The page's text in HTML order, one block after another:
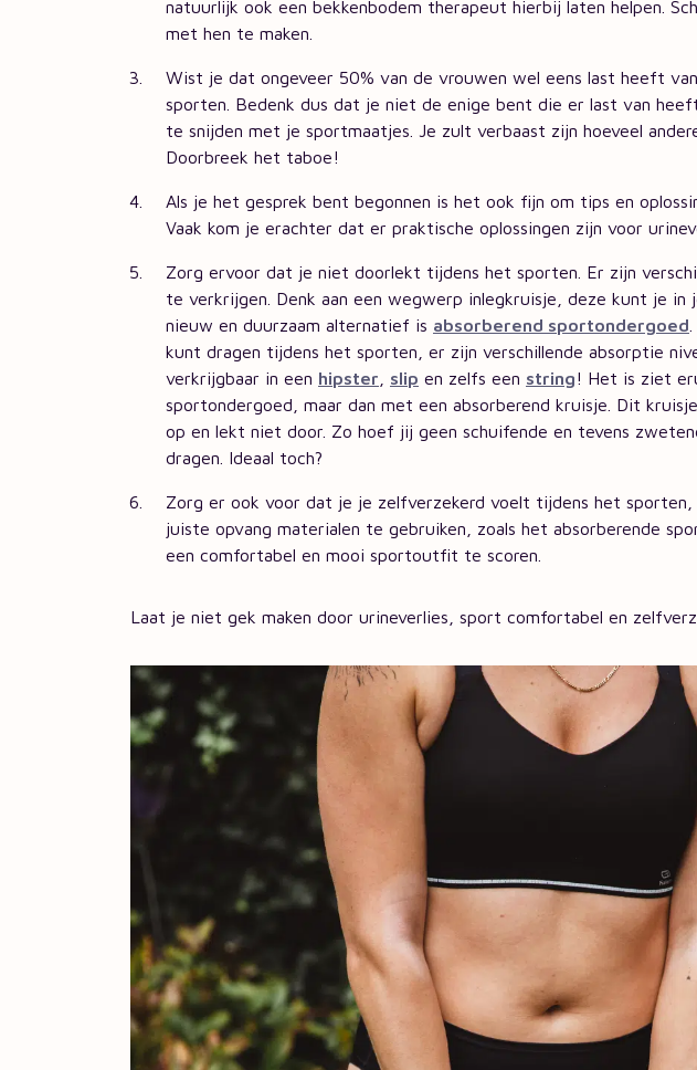
natuurlijk ook een bekkenbodem therapeut hierbij laten helpen.
met hen te maken.
Wist je dat ongeveer 50% van de vrouwen wel eens last heeft
sporten. Bedenk dus dat je niet de enige bent die er last van
te snijden met je sportmaatjes. Je zult verbaast zijn hoeveel
Doorbreek het taboe!
Als je het gesprek bent begonnen is het ook fijn om tips en
Vaak kom je erachter dat er praktische oplossingen zijn voor
Zorg ervoor dat je niet doorlekt tijdens het sporten. Er zijn
te verkrijgen. Denk aan een wegwerp inlegkruisje, deze kunt je in
nieuw en duurzaam alternatief is absorberend sportondergoed
kunt dragen tijdens het sporten, er zijn verschillende absorptie
verkrijgbaar in een hipster slip en zelfs een string! Het is ziet
sportondergoed, maar dan met een absorberend kruisje. Dit
op en lekt niet door. Zo hoef jij geen schuifende en tevens
dragen. Ideaal toch?
Zorg er ook voor dat je je zelfverzekerd voelt tijdens het
juiste opvang materialen te gebruiken, zoals het absorberende
een comfortabel en mooi sportoutfit te scoren.
Laat je niet gek maken door urineverlies, sport comfortabel en